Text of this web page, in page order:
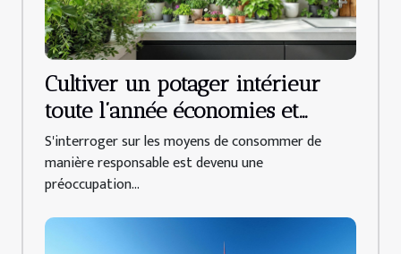
Cultiver un potager intérieur
toute l’année économies et
bienfaits d’une alimentation
durable
S'interroger sur les moyens de consommer de
manière responsable est devenu une
préoccupation...